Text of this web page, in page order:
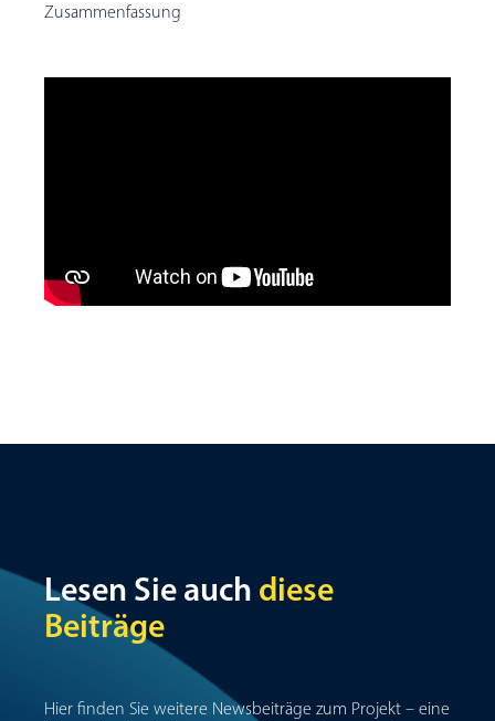
Zusammenfassung
Lesen Sie auch diese
Beiträge
Hier finden Sie weitere Newsbeiträge zum Projekt – eine